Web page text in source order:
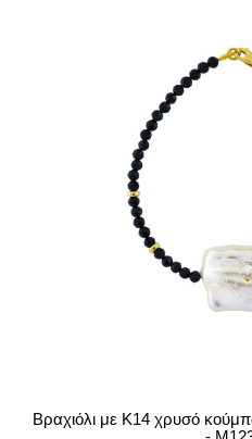
Βραχιόλι με Κ14 χρυσό